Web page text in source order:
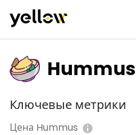
Hummus
Ключевые метрики
Цена Hummus